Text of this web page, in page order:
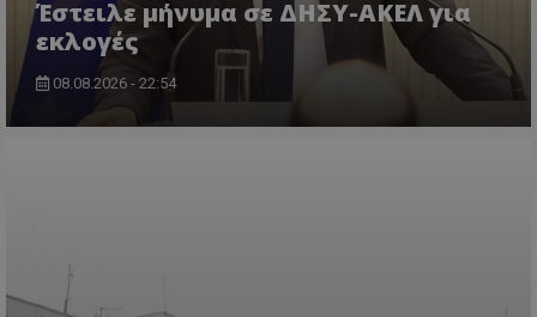
Έστειλε μήνυμα σε ΔΗΣΥ-ΑΚΕΛ για
εκλογές
08.08.2026 - 22:54